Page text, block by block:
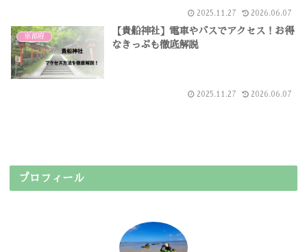
2025.11.27 2026.06.07
京都府
【貴船神社】電車やバスでアクセス！お得
なきっぷも徹底解説
2025.11.27 2026.06.07
プロフィール